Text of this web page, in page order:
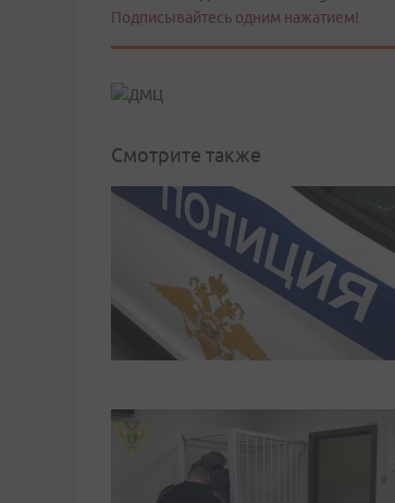
Подписывайтесь одним нажатием!
Смотрите также